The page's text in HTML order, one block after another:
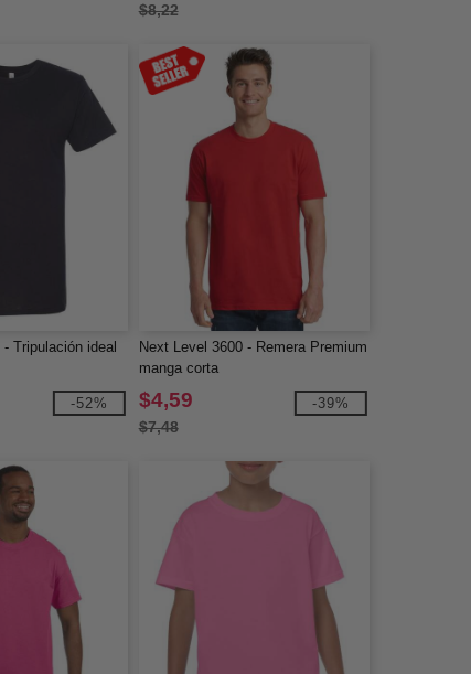
$8,22
Tripulación ideal
-52%
Next Level 3600 - Remera Premium
manga corta
$4,59
$7,48
-39%